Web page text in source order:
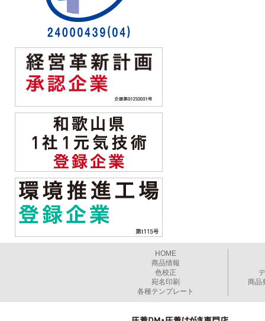
HOME
商品情報
色校正
宛名印刷
各種テンプレート
商品